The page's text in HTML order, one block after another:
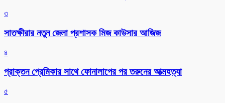
৩
সাতক্ষীরার নতুন জেলা প্রশাসক মিজ কাউসার আজিজ
৪
প্রাক্তন প্রেমিকার সাথে ফোনালাপের পর তরুনের আত্মহত্যা
৫